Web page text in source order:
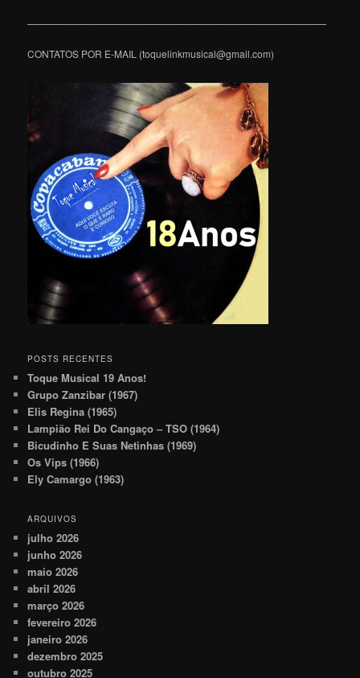
———————————————————————————————
CONTATOS POR E-MAIL (toquelinkmusical@gmail.com)
POSTS RECENTES
Toque Musical 19 Anos!
Grupo Zanzibar (1967)
Elis Regina (1965)
Lampião Rei Do Cangaço – TSO (1964)
Bicudinho E Suas Netinhas (1969)
Os Vips (1966)
Ely Camargo (1963)
ARQUIVOS
julho 2026
junho 2026
maio 2026
abril 2026
março 2026
fevereiro 2026
janeiro 2026
dezembro 2025
outubro 2025